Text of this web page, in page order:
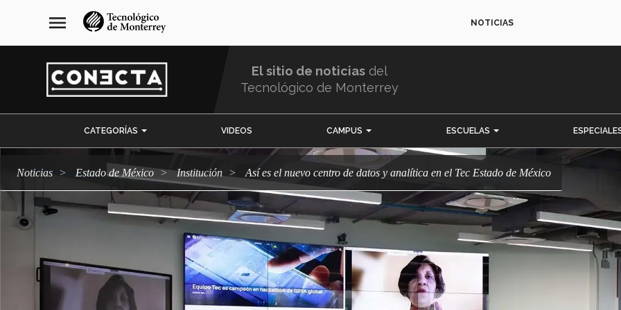
navegación
principal
menu NOTICIAS
El sitio de noticias del
Tecnológico de Monterrey
CATEGORÍAS VIDEOS CAMPUS ESCUELAS
Noticias Estado de México Institución Así es el nuevo centro de datos y analítica en el Tec Estado de México